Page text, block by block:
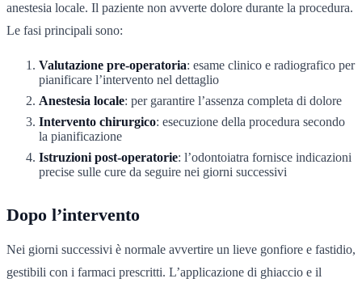
anestesia locale. Il paziente non avverte dolore durante la procedura.
Le fasi principali sono:
Valutazione pre-operatoria: esame clinico e radiografico per
pianificare l’intervento nel dettaglio
Anestesia locale: per garantire l’assenza completa di dolore
Intervento chirurgico: esecuzione della procedura secondo
la pianificazione
Istruzioni post-operatorie: l’odontoiatra fornisce indicazioni
precise sulle cure da seguire nei giorni successivi
Dopo l’intervento
Nei giorni successivi è normale avvertire un lieve gonfiore e fastidio,
gestibili con i farmaci prescritti. L’applicazione di ghiaccio e il